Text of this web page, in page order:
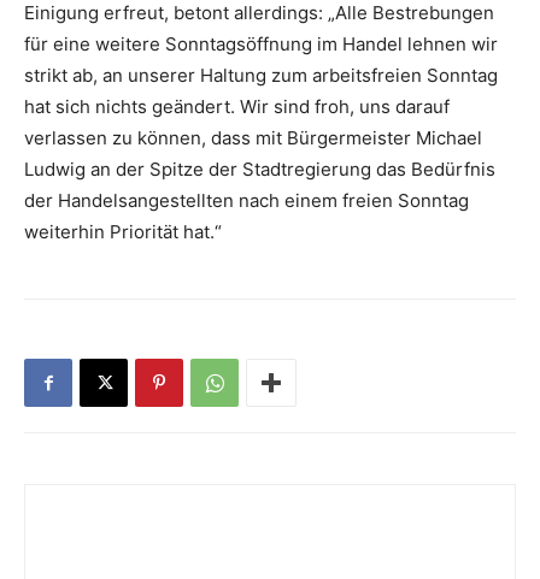
Einigung erfreut, betont allerdings: „Alle Bestrebungen
für eine weitere Sonntagsöffnung im Handel lehnen wir
strikt ab, an unserer Haltung zum arbeitsfreien Sonntag
hat sich nichts geändert. Wir sind froh, uns darauf
verlassen zu können, dass mit Bürgermeister Michael
Ludwig an der Spitze der Stadtregierung das Bedürfnis
der Handelsangestellten nach einem freien Sonntag
weiterhin Priorität hat.“